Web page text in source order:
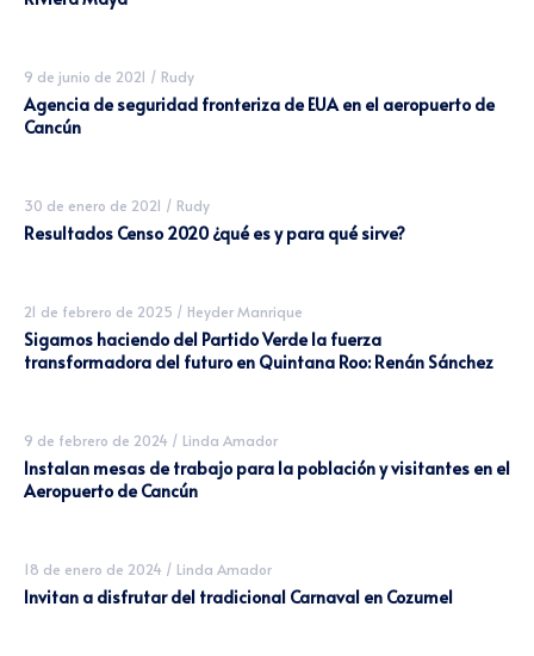
9 de junio de 2021 / Rudy
Agencia de seguridad fronteriza de EUA en el aeropuerto de
Cancún
30 de enero de 2021 / Rudy
Resultados Censo 2020 ¿qué es y para qué sirve?
21 de febrero de 2025 / Heyder Manrique
Sigamos haciendo del Partido Verde la fuerza
transformadora del futuro en Quintana Roo: Renán Sánchez
9 de febrero de 2024 / Linda Amador
Instalan mesas de trabajo para la población y visitantes en el
Aeropuerto de Cancún
18 de enero de 2024 / Linda Amador
Invitan a disfrutar del tradicional Carnaval en Cozumel